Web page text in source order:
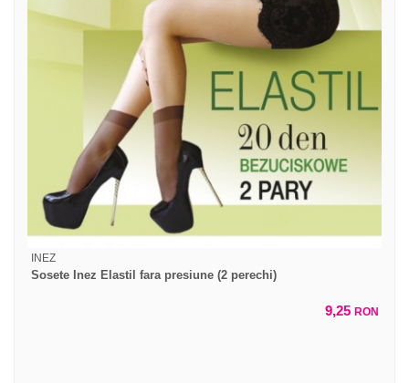
INEZ
Sosete Inez Elastil fara presiune (2 perechi)
9,25 RON